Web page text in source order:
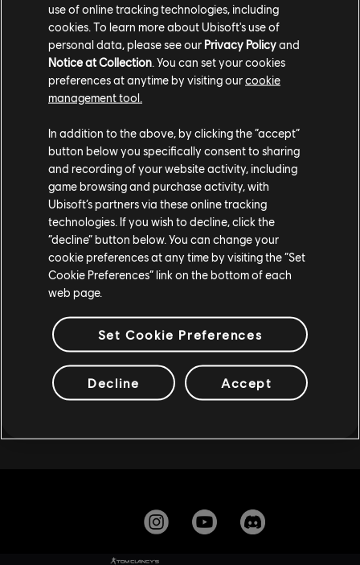
Per sbloccare tutte le ricompense, assicurati che i
tuoi amici giochino almeno 10 partite in una squadra
armata. Fatto questo, otterranno anche loro
un'estrazione nel pacchetto ARSENALE DA
COLLEZIONE. E non è finita qua. Quando
volta i propri amici e ricevere nuove ricompense.
Tutto pronto per giocare
in squadra?
Segna il 25 novembre sul calendario e comincia a
pensare ai tuoi inviti. Condividi il brivido di Rainbow
accumulate ricompense esclusive.
Per maggiori informazioni, visita questo sito web:
https://referral.ubisoft.com/rainbow-six-mobile/
use of online tracking technologies, including
cookies. To learn more about Ubisoft's use of
personal data, please see our Privacy Policyand
Notice at Collection. You can set your cookies
preferences at anytime by visiting ourcookie
management tool.
In addition to the above, by clicking the “accept”
button below you specifically consent to sharing
and recording of your website activity, including
game browsing and purchase activity, with
Ubisoft’s partners via these online tracking
technologies. If you wish to decline, click the
“decline” button below. You can change your
cookie preferences at any time by visiting the “Set
Cookie Preferences” link on the bottom of each
web page.
Set Cookie Preferences
Decline Accept